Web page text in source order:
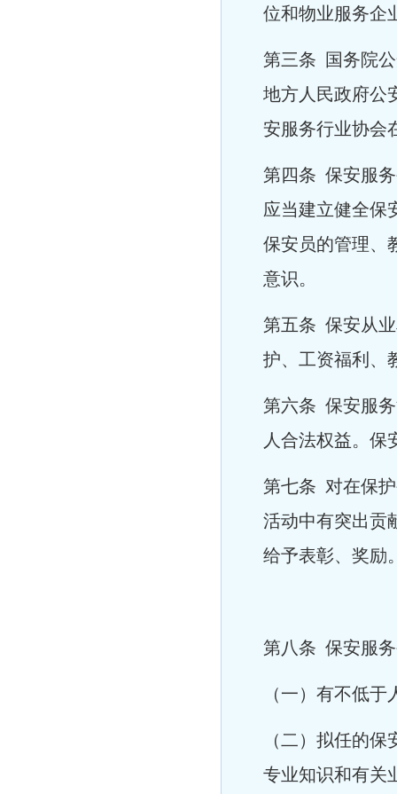
位和物业服务企
第三条 国务院
地方人民政府公
安服务行业协会
第四条 保安服
应当建立健全保
保安员的管理、
意识。
第五条 保安从
护、工资福利、
第六条 保安服
人合法权益。保
第七条 对在保
活动中有突出贡
给予表彰、奖励
第八条 保安服
（一）有不低
（二）拟任的
专业知识和有关